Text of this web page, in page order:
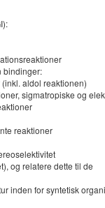
bindinger:
aldol reaktionen)
sigmatropiske og
reaktioner
og relatere dette til de
inden for syntetisk